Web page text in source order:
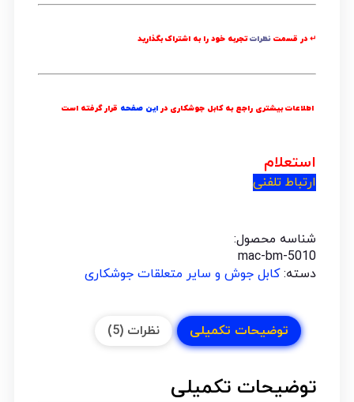
↵ در قسمتنظراتتجربه خود را به اشتراک بگذارید
اطلاعات بیشتری راجع به کابل جوشکاری در این صفحه قرار گرفته است
استعلام
ارتباط تلفنی
شناسه محصول:
mac-bm-5010
دسته:کابل جوش و سایر متعلقات جوشکاری
توضیحات تکمیلی نظرات (5)
توضیحات تکمیلی